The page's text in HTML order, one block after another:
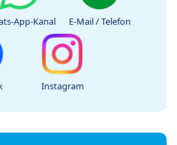
App-Kanal E-Mail / Telefon
Instagram